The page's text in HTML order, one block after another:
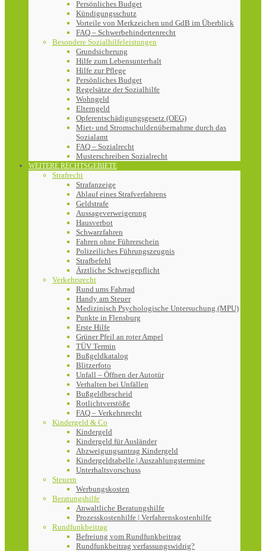
Persönliches Budget
Kündigungsschutz
Vorteile von Merkzeichen und GdB im Überblick
FAQ – Schwerbehindertenrecht
Besondere Sozialhilfeleistungen
Grundsicherung
Hilfe zum Lebensunterhalt
Hilfe zur Pflege
Persönliches Budget
Regelsätze der Sozialhilfe
Wohngeld
Elterngeld
Opferentschädigungsgesetz (OEG)
Miet- und Stromschuldenübernahme durch das
Sozialamt
FAQ – Sozialrecht
Musterschreiben Sozialrecht
WEITERE RECHTSGEBIETE
Strafrecht
Strafanzeige
Ablauf eines Strafverfahrens
Geldstrafe
Aussageverweigerung
Hausverbot
Schwarzfahren
Fahren ohne Führerschein
Polizeiliches Führungszeugnis
Strafbefehl
Ärztliche Schweigepflicht
Verkehrsrecht
Rund ums Fahrrad
Handy am Steuer
Medizinisch Psychologische Untersuchung (MPU)
Punkte in Flensburg
Erste Hilfe
Grüner Pfeil an roter Ampel
TÜV Termin
Bußgeldkatalog
Blitzerfoto
Unfall – Öffnen der Autotür
Verhalten bei Unfällen
Bußgeldbescheid
Rotlichtverstöße
FAQ – Verkehrsrecht
Kindergeld & Co
Kindergeld
Kindergeld für Ausländer
Abzweigungsantrag Kindergeld
Kindergeldtabelle | Auszahlungstermine
Unterhaltsvorschuss
Steuern
Werbungskosten
Beratungshilfe
Anwaltliche Beratungshilfe
Prozesskostenhilfe | Verfahrenskostenhilfe
Rundfunkbeitrag
Befreiung vom Rundfunkbeitrag
Rundfunkbeitrag verfassungswidrig?